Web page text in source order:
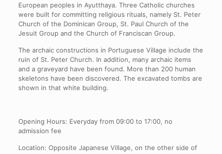
European peoples in Ayutthaya. Three Catholic churches
were built for committing religious rituals, namely St. Peter
Church of the Dominican Group, St. Paul Church of the
Jesuit Group and the Church of Franciscan Group.
The archaic constructions in Portuguese Village include the
ruin of St. Peter Church. In addition, many archaic items
and a graveyard have been found. More than 200 human
skeletons have been discovered. The excavated tombs are
shown in that white building.
Opening Hours: Everyday from 09:00 to 17:00, no
admission fee
Location: Opposite Japanese Village, on the other side of